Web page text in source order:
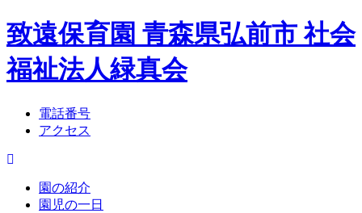
致遠保育園 青森県弘前市 社会
福祉法人緑真会
電話番号
アクセス
園の紹介
園児の一日